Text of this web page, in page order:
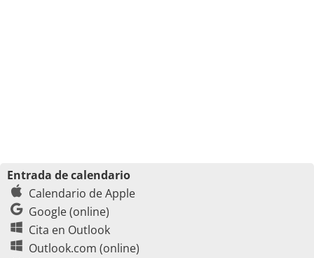
Entrada de calendario
Calendario de Apple
Google (online)
Cita en Outlook
Outlook.com (online)